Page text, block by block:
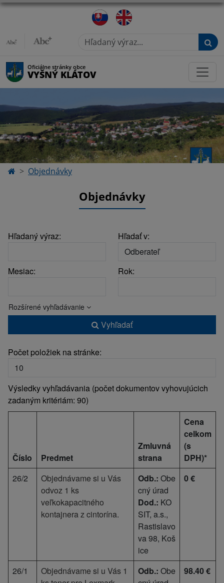
Hľadaný výraz...
Oficiálne stránky obce
VYŠNÝ KLÁTOV
Objednávky
Objednávky
Hľadaný výraz: Hľadať v:
Mesiac: Rok:
Rozšírené vyhľadávanie
Vyhľadať
Počet položiek na stránke:
Výsledky vyhľadávania (počet dokumentov vyhovujúcich
zadaným kritériám: 90)
Číslo Predmet
Zmluvná
strana
Cena
celkom
(s
DPH)*
26/2
Objednávame si u Vás
odvoz 1 ks
veľkokapacitného
kontajnera z cintorína.
Odb.: Obe
cný úrad
Dod.: KO
SIT, a.s.,
Rastislavo
va 98, Koš
ice
0 €
26/1
Objednávame si u Vás 1
Odb.: Obe
98.40 €